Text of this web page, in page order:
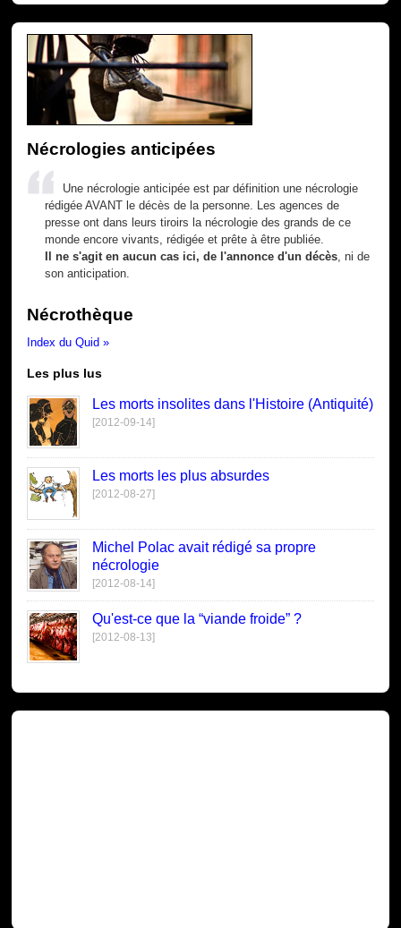
Nécrologies anticipées
Une nécrologie anticipée est par définition une nécrologie
rédigée AVANT le décès de la personne. Les agences de
presse ont dans leurs tiroirs la nécrologie des grands de ce
monde encore vivants, rédigée et prête à être publiée.
Il ne s'agit en aucun cas ici, de l'annonce d'un décès , ni de
son anticipation.
Nécrothèque
Index du Quid »
Les plus lus
Les morts insolites dans l'Histoire (Antiquité)
[2012-09-14]
Les morts les plus absurdes
[2012-08-27]
Michel Polac avait rédigé sa propre
nécrologie
[2012-08-14]
Qu'est-ce que la “viande froide” ?
[2012-08-13]